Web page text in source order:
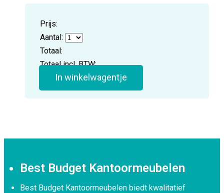
Prijs:
Aantal:
Totaal:
Totaal incl. BTW:
In winkelwagentje
Best Budget Kantoormeubelen
Best Budget Kantoormeubelen biedt kwalitatief